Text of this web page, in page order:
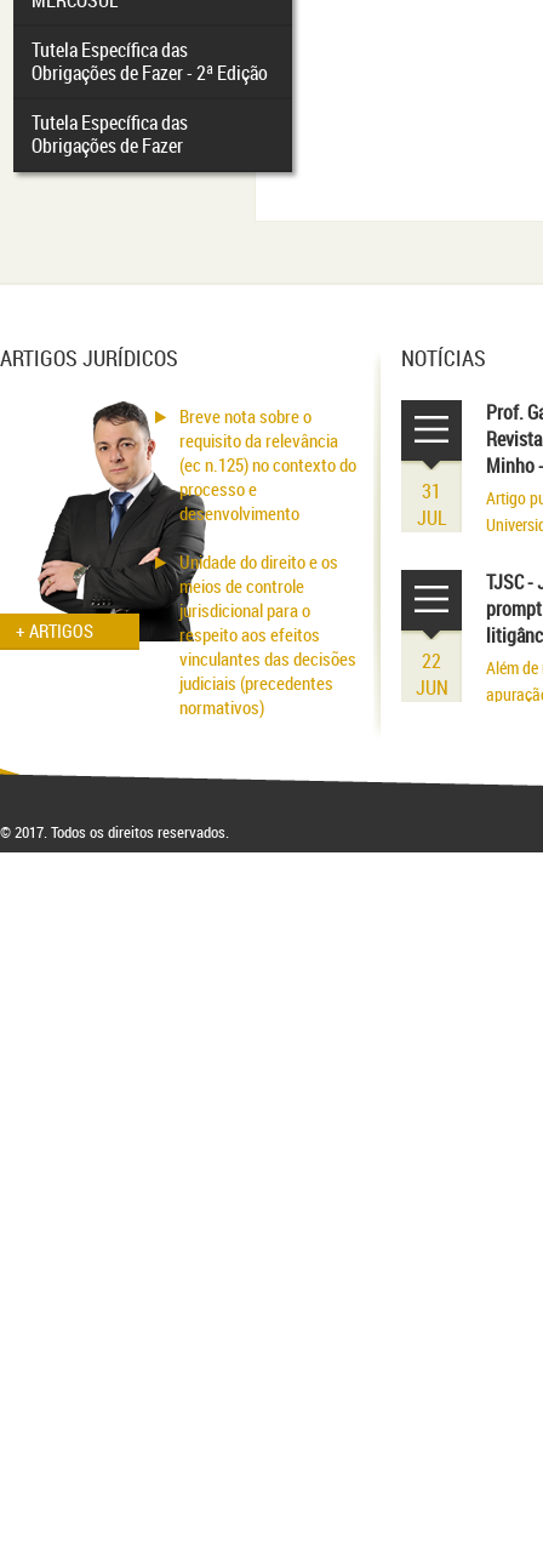
Tutela Específica das
Obrigações de Fazer - 2ª Edição
Tutela Específica das
Obrigações de Fazer
ARTIGOS JURÍDICOS
+ ARTIGOS
Breve nota sobre o
requisito da relevância
(ec n.125) no contexto do
processo e
desenvolvimento
Unidade do direito e os
meios de controle
jurisdicional para o
respeito aos efeitos
vinculantes das decisões
judiciais (precedentes
normativos)
fraude patrimonial: da
respectiva blindagem
NOTÍCIAS
31
JUL
Prof.
Minho
Artigo
22
JUN
TJSC -
Além
© 2017. Todos os direitos reservados.